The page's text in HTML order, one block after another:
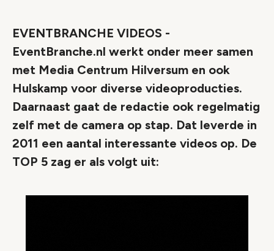
EVENTBRANCHE VIDEOS -
EventBranche.nl werkt onder meer samen
met Media Centrum Hilversum en ook
Hulskamp voor diverse videoproducties.
Daarnaast gaat de redactie ook regelmatig
zelf met de camera op stap. Dat leverde in
2011 een aantal interessante videos op. De
TOP 5 zag er als volgt uit: